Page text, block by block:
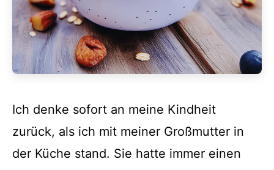
Ich denke sofort an meine Kindheit
zurück, als ich mit meiner Großmutter in
der Küche stand. Sie hatte immer einen